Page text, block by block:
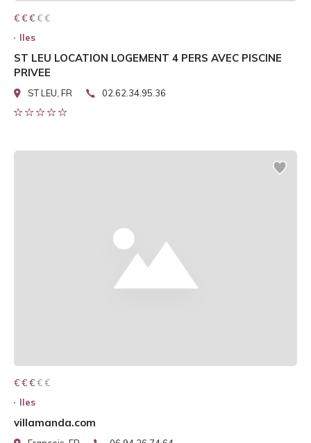
€ € € € €
€ € €
Iles
ST LEU LOCATION LOGEMENT 4 PERS AVEC PISCINE
PRIVEE
ST LEU, FR 02.62.34.95.36
€ € € € €
€ € €
Iles
villamanda.com